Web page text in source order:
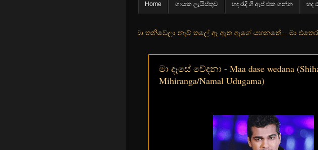
Home ගායක ලැයිස්තුව හද රැදි ගී ඇප් එක ගන්න හද
තීරේ ගල් මල් පිපුන යායේ මා තනිවෙලා නැව් තලේ ඈ ඇත ඇගේ යහනතේ... මා එතෙර ආ දා ඈ
මා දෑසේ වේදනා - Maa dase wedana
Mihiranga/Namal Udugama)